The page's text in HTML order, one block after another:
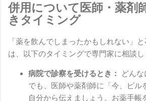
併用について医師・薬剤
きタイミング
「薬を飲んでしまったかもしれない」
は、以下のタイミングで専門家に相談し
病院で診察を受けるとき：
どん
でも、医師や薬剤師に「今、ピル
自分から伝えましょう。お薬手帳